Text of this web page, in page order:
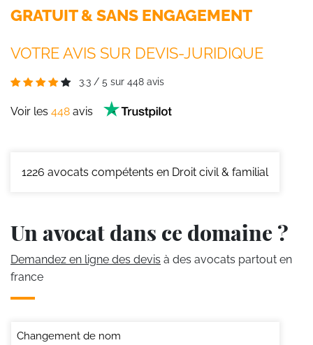
GRATUIT & SANS ENGAGEMENT
VOTRE AVIS SUR DEVIS-JURIDIQUE
3.3 / 5 sur 448 avis
Voir les 448 avis
1226 avocats compétents en Droit civil & familial
Un avocat dans ce domaine ?
Demandez en ligne des devis à des avocats partout en
france
Changement de nom